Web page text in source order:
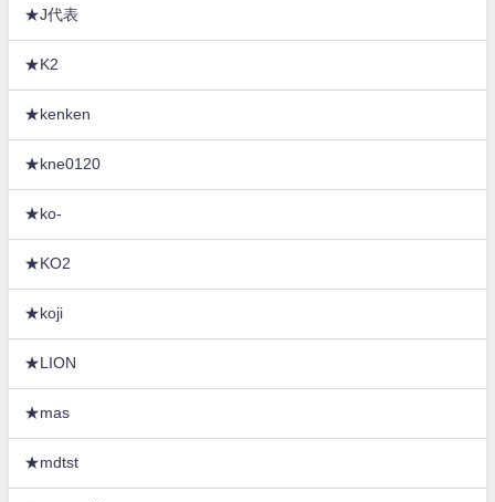
★J代表
★K2
★kenken
★kne0120
★ko-
★KO2
★koji
★LION
★mas
★mdtst